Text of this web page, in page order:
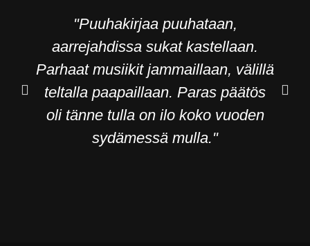
"Puuhakirjaa puuhataan,
aarrejahdissa sukat kastellaan.
Parhaat musiikit jammaillaan, välillä
teltalla paapaillaan. Paras päätös
oli tänne tulla on ilo koko vuoden
sydämessä mulla."